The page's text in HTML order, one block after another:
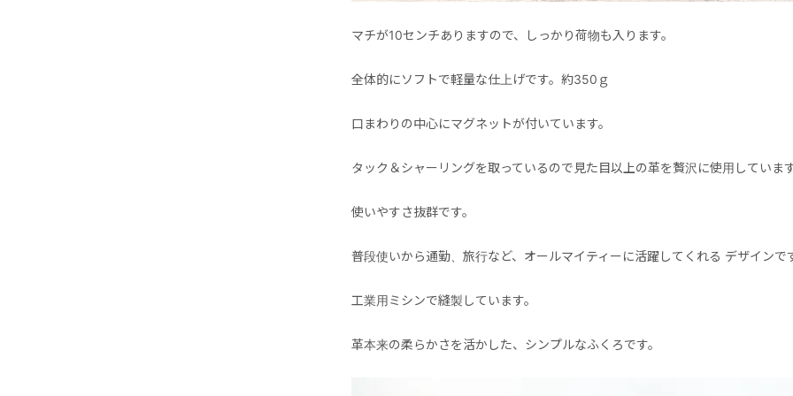
マチが10センチありますので、しっかり荷物も入ります。
全体的にソフトで軽量な仕上げです。約350ｇ
口まわりの中心にマグネットが付いています。
タック＆シャーリングを取っているので見た目以上の革を贅沢に使用しています
使いやすさ抜群です。
普段使いから通勤、旅行など、オールマイティーに活躍してくれる デザインで
工業用ミシンで縫製しています。
革本来の柔らかさを活かした、シンプルなふくろです。